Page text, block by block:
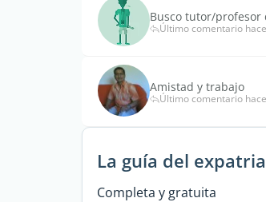
Busco tutor/profesor
Último comentario
Amistad y trabajo
Último comentario
La guía del
Completa y gratuita